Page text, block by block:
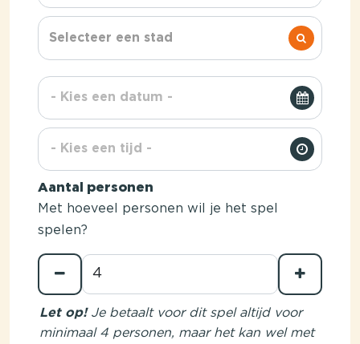
Selecteer een stad
Aantal personen
Met hoeveel personen wil je het spel
spelen?
Let op!Je betaalt voor dit spel altijd voor
minimaal 4 personen, maar het kan wel met